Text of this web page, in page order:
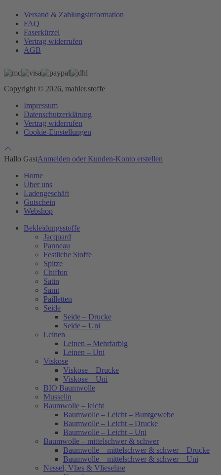
Versand & Zahlungsinformation
FAQ
Faserkürzel
Vertrag widerrufen
AGB
Copyright © 2026, mahler.stoffe
Impressum
Datenschutzerklärung
Vertrag widerrufen
Cookie-Einstellungen
Hallo GastAnmelden oder Kunden-Konto erstellen
Home
Über uns
Ladengeschäft
Gutschein
Webshop
Bekleidungsstoffe
Jacquard
Panneau
Festliche Stoffe
Spitze
Chiffon
Satin
Samt
Pailletten
Seide
Seide – Drucke
Seide – Uni
Leinen
Leinen – Mehrfarbig
Leinen – Uni
Viskose
Viskose – Drucke
Viskose – Uni
BIO Baumwolle
Musselin
Baumwolle – leicht
Baumwolle – Leicht – Buntgewebe
Baumwolle – Leicht – Drucke
Baumwolle – Leicht – Uni
Baumwolle – mittelschwer & schwer
Baumwolle – mittelschwer & schwer – Drucke
Baumwolle – mittelschwer & schwer – Uni
Nessel, Vlies & Vlieseline